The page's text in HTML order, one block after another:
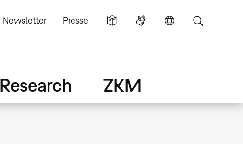
Newsletter Presse
Research ZKM